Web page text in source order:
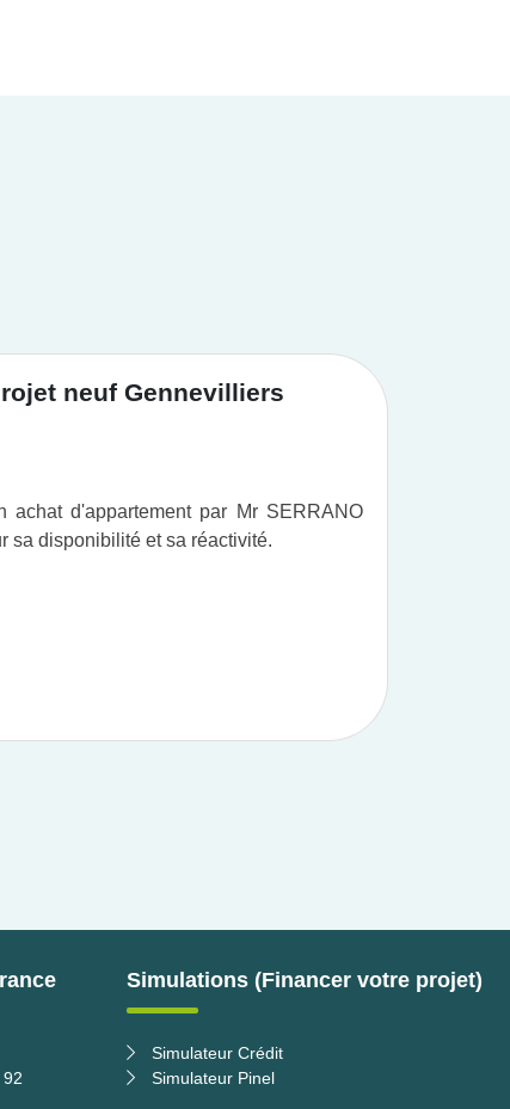
neuf Gennevilliers
achat d'appartement par Mr SERRANO
sa disponibilité et sa réactivité.
Simulations (Financer votre projet)
Simulateur Crédit
Simulateur Pinel